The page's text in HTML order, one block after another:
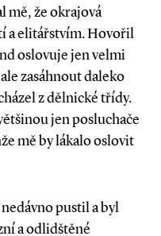
mě, že okrajová
a elitářstvím. Hovořil
oslovuje jen velmi
zasáhnout daleko
z dělnické třídy.
jen posluchače
mě by lákalo oslovit
pustil a byl
a odlidštěné